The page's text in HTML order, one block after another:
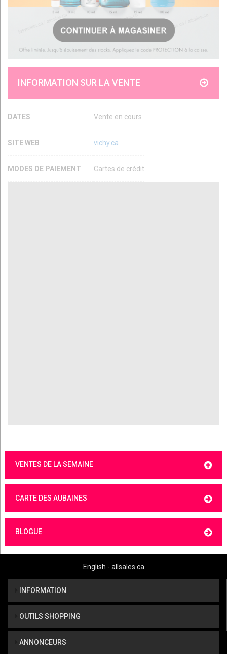
INFORMATION SUR LA VENTE
DATES Vente en cours
SITE WEB vichy.ca
MODES DE PAIEMENT Cartes de crédit
VENTES DE LA SEMAINE
CARTE DES AUBAINES
BLOGUE
English - allsales.ca
INFORMATION
OUTILS SHOPPING
ANNONCEURS